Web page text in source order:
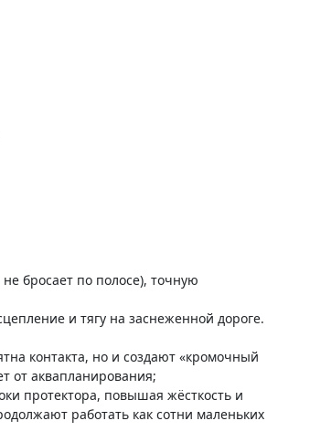
бросает по полосе), точную
и тягу на заснеженной дороге.
контакта, но и создают «кромочный
от аквапланирования;
протектора, повышая жёсткость и
работать как сотни маленьких